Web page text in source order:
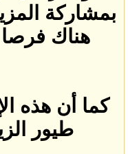
بمشاركة
هناك
كما أن هذه
طيور